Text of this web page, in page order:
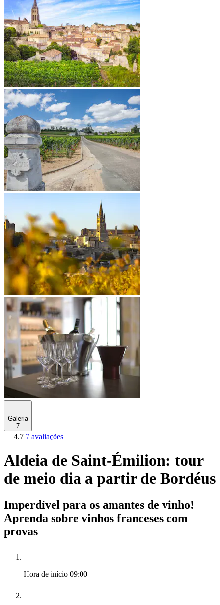
Galeria
7
4.7 7 avaliações
Aldeia de Saint-Émilion: tour
de meio dia a partir de Bordéus
Imperdível para os amantes de vinho!
Aprenda sobre vinhos franceses com
provas
Hora de início 09:00